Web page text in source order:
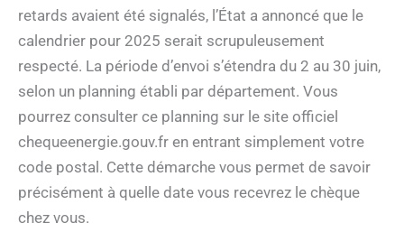
retards avaient été signalés, l’État a annoncé que le
calendrier pour 2025 serait scrupuleusement
respecté. La période d’envoi s’étendra du 2 au 30 juin,
selon un planning établi par département. Vous
pourrez consulter ce planning sur le site officiel
chequeenergie.gouv.fr en entrant simplement votre
code postal. Cette démarche vous permet de savoir
précisément à quelle date vous recevrez le chèque
chez vous.